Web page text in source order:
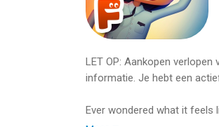
LET OP: Aankopen
informatie. Je hebt een
Ever wondered what it feels